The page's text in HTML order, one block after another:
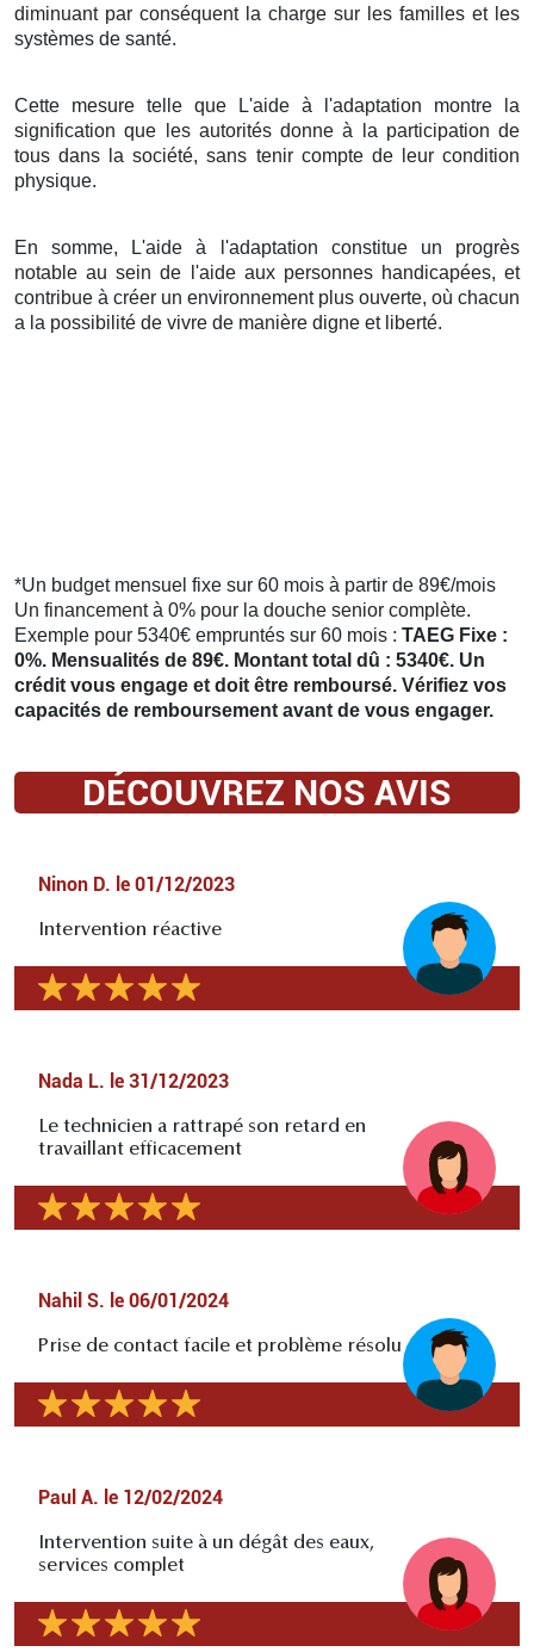
diminuant par conséquent la charge sur les familles et les
systèmes de santé.
Cette mesure telle que L'aide à l'adaptation montre la
signification que les autorités donne à la participation de
tous dans la société, sans tenir compte de leur condition
physique.
En somme, L'aide à l'adaptation constitue un progrès
notable au sein de l'aide aux personnes handicapées, et
contribue à créer un environnement plus ouverte, où chacun
a la possibilité de vivre de manière digne et liberté.
*Un budget mensuel fixe sur 60 mois à partir de 89€/mois
Un financement à 0% pour la douche senior complète.
Exemple pour 5340€ empruntés sur 60 mois : TAEG Fixe :
0%. Mensualités de 89€. Montant total dû : 5340€. Un
crédit vous engage et doit être remboursé. Vérifiez vos
capacités de remboursement avant de vous engager.
DÉCOUVREZ NOS AVIS
Ninon D. le 01/12/2023
Intervention réactive
Nada L. le 31/12/2023
Le technicien a rattrapé son retard en
travaillant efficacement
Nahil S. le 06/01/2024
Prise de contact facile et problème résolu
Paul A. le 12/02/2024
Intervention suite à un dégât des eaux,
services complet